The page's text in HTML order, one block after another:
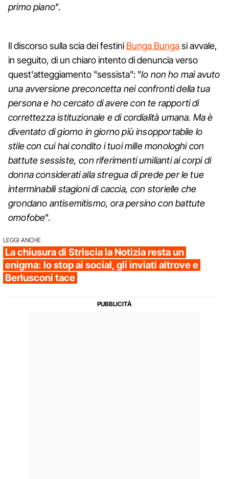
primo piano".
Il discorso sulla scia dei festini Bunga Bungasi avvale,
in seguito, di un chiaro intento di denuncia verso
quest'atteggiamento "sessista": "Io non ho mai avuto
una avversione preconcetta nei confronti della tua
persona e ho cercato di avere con te rapporti di
correttezza istituzionale e di cordialità umana. Ma è
diventato di giorno in giorno più insopportabile lo
stile con cui hai condito i tuoi mille monologhi con
battute sessiste, con riferimenti umilianti ai corpi di
donna considerati alla stregua di prede per le tue
interminabili stagioni di caccia, con storielle che
grondano antisemitismo, ora persino con battute
omofobe".
LEGGI ANCHE
La chiusura di Striscia la Notizia resta un
enigma: lo stop ai social, gli inviati altrove e
Berlusconi tace